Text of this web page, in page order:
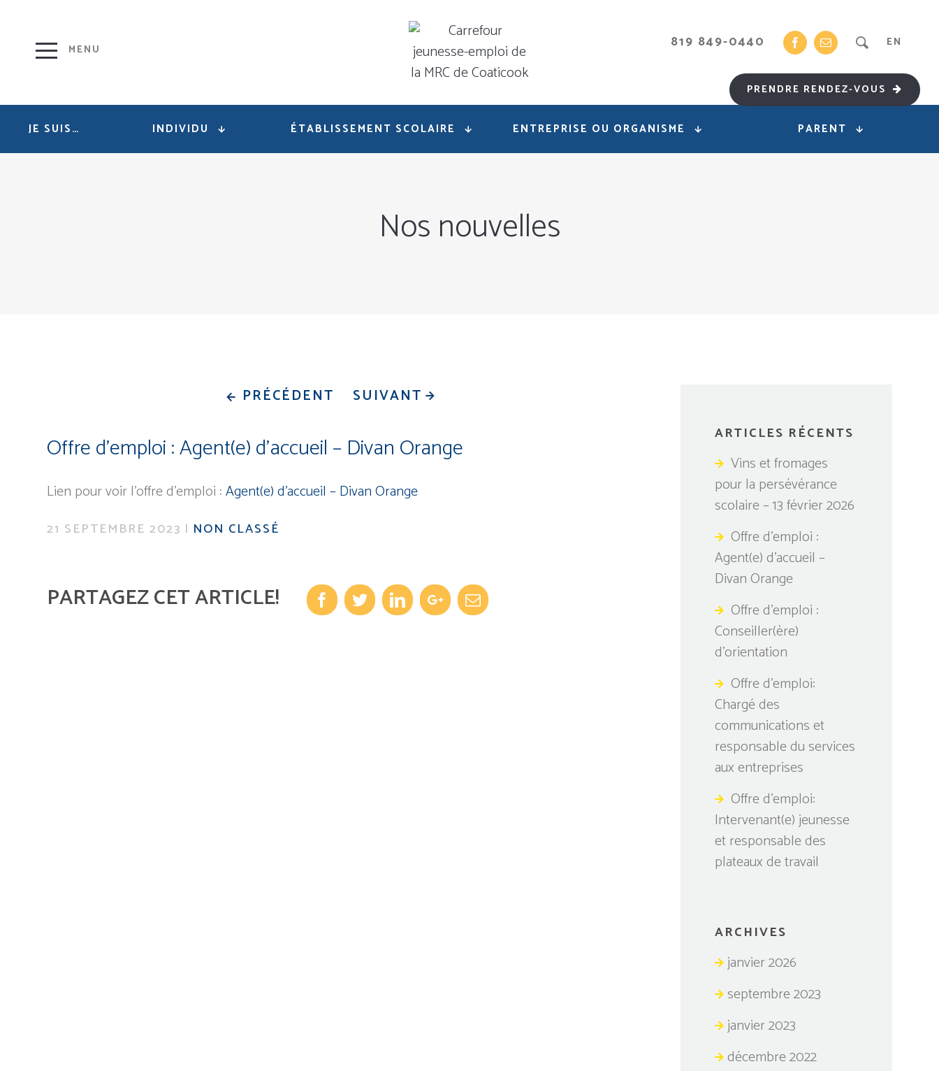
819 849-0440 EN
PRENDRE RENDEZ-VOUS
JE SUIS… INDIVIDU ÉTABLISSEMENT SCOLAIRE ENTREPRISE OU ORGANISME PARENT
Nos nouvelles
PRÉCÉDENT SUIVANT
Offre d’emploi : Agent(e) d’accueil – Divan Orange
Lien pour voir l’offre d’emploi :Agent(e) d’accueil – Divan Orange
21 SEPTEMBRE 2023 | NON CLASSÉ
PARTAGEZ CET ARTICLE! FacebookTwitterLinkedinGoogleplus
Email
ARTICLES RÉCENTS
Vins et fromages
pour la persévérance
scolaire – 13 février 2026
Offre d’emploi :
Agent(e) d’accueil –
Divan Orange
Offre d’emploi :
Conseiller(ère)
d’orientation
Offre d’emploi:
Chargé des
communications et
responsable du services
aux entreprises
Offre d’emploi:
Intervenant(e) jeunesse
et responsable des
plateaux de travail
ARCHIVES
janvier 2026
septembre 2023
janvier 2023
décembre 2022